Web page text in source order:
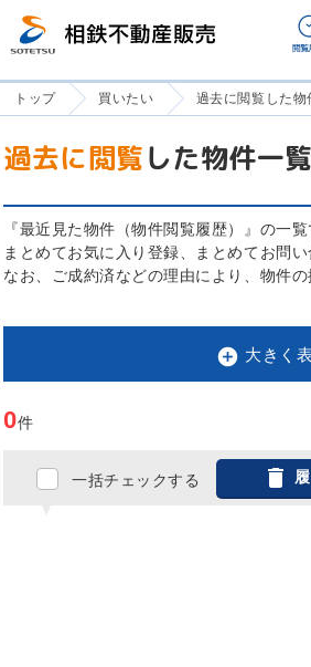
トップ 買いたい 過去に閲覧した物
過去に閲覧した物件一
『最近見た物件（物件閲覧履歴）』の一覧
まとめてお気に入り登録、まとめてお問い
なお、ご成約済などの理由により、物件
 大きく
一括チェックする 
0件